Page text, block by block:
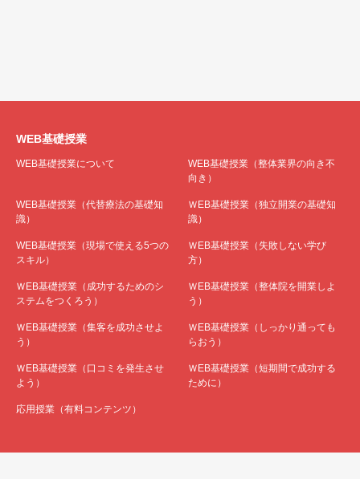
WEB基礎授業
WEB基礎授業について
WEB基礎授業（整体業界の向き不
向き）
WEB基礎授業（代替療法の基礎知
識）
ＷEB基礎授業（独立開業の基礎知
識）
WEB基礎授業（現場で使える5つの
スキル）
ＷEB基礎授業（失敗しない学び
方）
ＷEB基礎授業（成功するためのシ
ステムをつくろう）
ＷEB基礎授業（整体院を開業しよ
う）
ＷEB基礎授業（集客を成功させよ
う）
ＷEB基礎授業（しっかり通っても
らおう）
ＷEB基礎授業（口コミを発生させ
よう）
ＷEB基礎授業（短期間で成功する
ために）
応用授業（有料コンテンツ）